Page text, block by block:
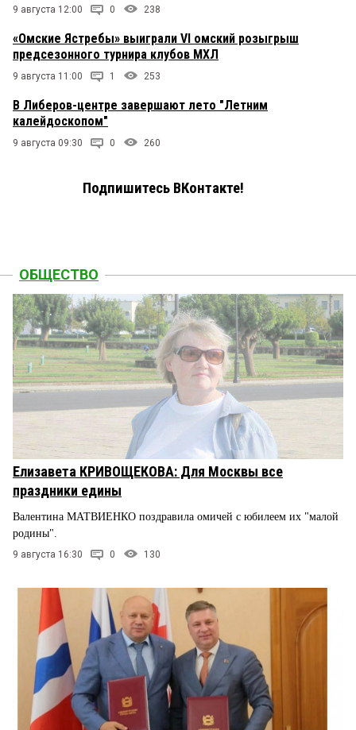
9 августа 12:00 0 238
«Омские Ястребы» выиграли VI омский розыгрыш
предсезонного турнира клубов МХЛ
9 августа 11:00 1 253
В Либеров-центре завершают лето "Летним
калейдоскопом"
9 августа 09:30 0 260
Подпишитесь ВКонтакте!
ОБЩЕСТВО
Елизавета КРИВОЩЕКОВА: Для Москвы все
праздники едины
Валентина МАТВИЕНКО поздравила омичей с юбилеем их "малой
родины".
9 августа 16:30 0 130